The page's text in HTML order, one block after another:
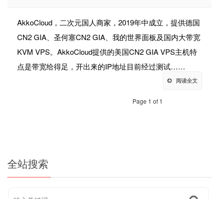
AkkoCloud，二次元国人商家，2019年中成立，提供德国
CN2 GIA、圣何塞CN2 GIA、我的世界面板及国内大带宽
KVM VPS。AkkoCloud提供的美国CN2 GIA VPS主机特
点是带宽给得足，开出来的IP地址目前经过测试……
阅读全文
Page 1 of 1
全站搜索